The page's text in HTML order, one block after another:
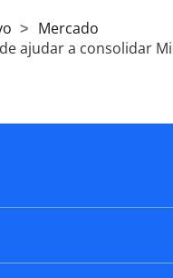
Mercado
ajudar a consolidar